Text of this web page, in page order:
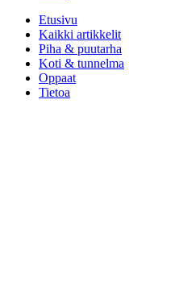
Etusivu
Kaikki artikkelit
Piha & puutarha
Koti & tunnelma
Oppaat
Tietoa